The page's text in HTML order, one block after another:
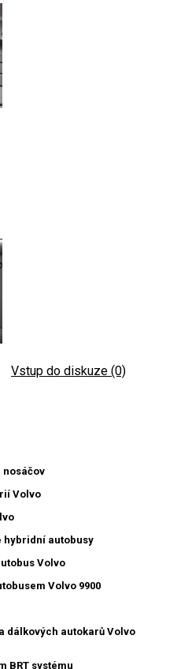
Vstup do diskuze (0)
Volvo
hybridní autobusy
Volvo
Volvo 9900
dálkových autokarů Volvo
BRT systému